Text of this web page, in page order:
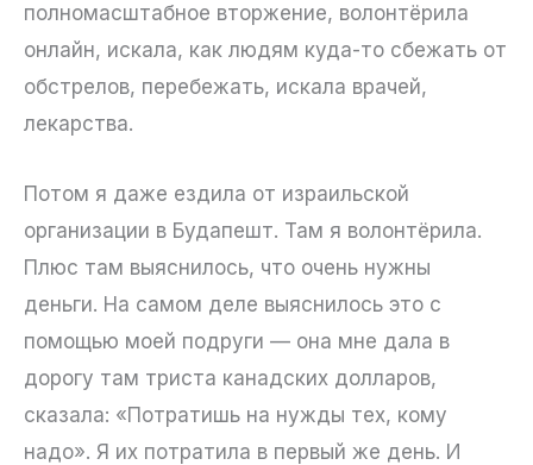
полномасштабное вторжение, волонтёрила
онлайн, искала, как людям куда-то сбежать от
обстрелов, перебежать, искала врачей,
лекарства.
Потом я даже ездила от израильской
организации в Будапешт. Там я волонтёрила.
Плюс там выяснилось, что очень нужны
деньги. На самом деле выяснилось это с
помощью моей подруги — она мне дала в
дорогу там триста канадских долларов,
сказала: «Потратишь на нужды тех, кому
надо». Я их потратила в первый же день. И